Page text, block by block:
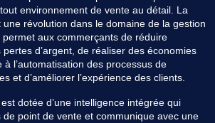
environnement de vente au détail. La
révolution dans le domaine de la gestion
aux commerçants de réduire
d’argent, de réaliser des économies
l’automatisation des processus de
et d’améliorer l’expérience des clients.
dotée d’une intelligence intégrée qui
de point de vente et communique avec une